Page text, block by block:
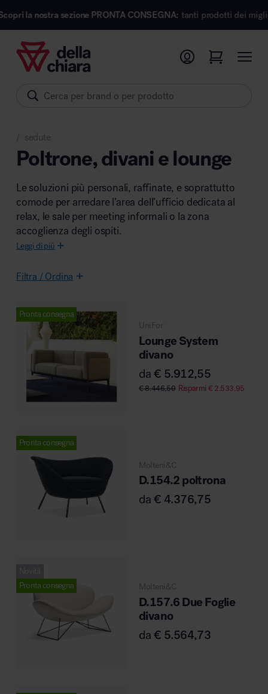
sezione PRONTA CONSEGNA: tanti prodotti dei migliori marchi
Prodotti
Pronta Consegna
Arredi
Pareti divisorie
Comfort acustico
Accessori
Ambienti
Arredo area operativa
Area riunione e convegni
Area lounge e attesa
Area outdoor
Area hospitality
Brand
sedute
Poltrone, divani e lounge
Le soluzioni più personali, raffinate, e soprattutto
comode per arredare l’area dell’ufficio dedicata al
relax, le sale per meeting informali o la zona
accoglienza degli ospiti.
Leggi di più
Filtra / Ordina
Pronta consegna
UniFor
Lounge System
divano
da€ 5.912,55
€8.446,50 Risparmi € 2.533,95
Pronta consegna
Molteni&C
D.154.2 poltrona
da€ 4.376,75
Pronta consegna
Molteni&C
D.157.6 Due Foglie
divano
da€ 5.564,73